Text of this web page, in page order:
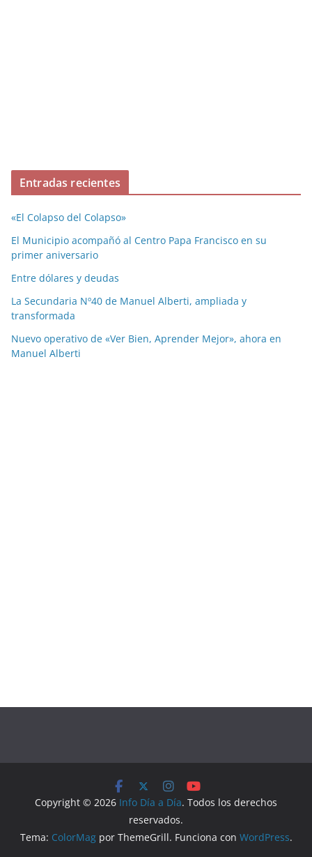
Entradas recientes
«El Colapso del Colapso»
El Municipio acompañó al Centro Papa Francisco en su
primer aniversario
Entre dólares y deudas
La Secundaria Nº40 de Manuel Alberti, ampliada y
transformada
Nuevo operativo de «Ver Bien, Aprender Mejor», ahora en
Manuel Alberti
Copyright © 2026 Info Día a Día. Todos los derechos
reservados.
Tema: ColorMagpor ThemeGrill. Funciona con WordPress.